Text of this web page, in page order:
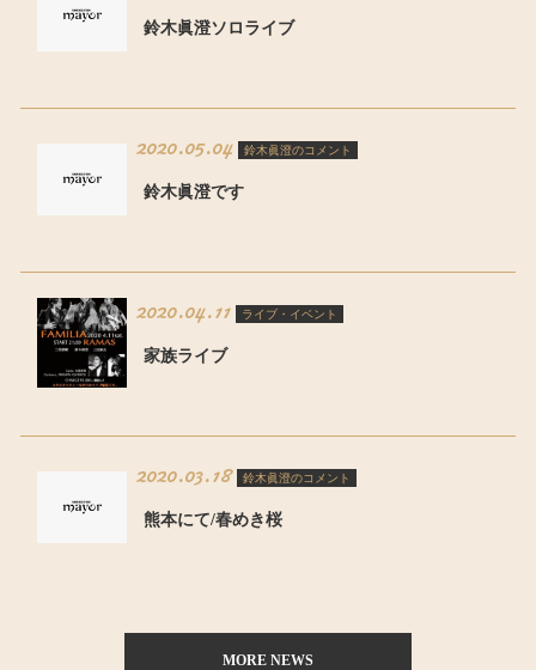
鈴木眞澄ソロライブ
2020.05.04 鈴木眞澄のコメント
鈴木眞澄です
2020.04.11 ライブ・イベント
家族ライブ
2020.03.18 鈴木眞澄のコメント
熊本にて/春めき桜
MORE NEWS